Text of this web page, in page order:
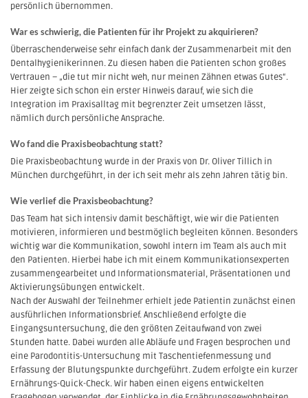
persönlich übernommen.
War es schwierig, die Patienten für ihr Projekt zu akquirieren?
Überraschenderweise sehr einfach dank der Zusammenarbeit mit den
Dentalhygienikerinnen. Zu diesen haben die Patienten schon großes
Vertrauen – „die tut mir nicht weh, nur meinen Zähnen etwas Gutes“.
Hier zeigte sich schon ein erster Hinweis darauf, wie sich die
Integration im Praxisalltag mit begrenzter Zeit umsetzen lässt,
nämlich durch persönliche Ansprache.
Wo fand die Praxisbeobachtung statt?
Die Praxisbeobachtung wurde in der Praxis von Dr. Oliver Tillich in
München durchgeführt, in der ich seit mehr als zehn Jahren tätig bin.
Wie verlief die Praxisbeobachtung?
Das Team hat sich intensiv damit beschäftigt, wie wir die Patienten
motivieren, informieren und bestmöglich begleiten können. Besonders
wichtig war die Kommunikation, sowohl intern im Team als auch mit
den Patienten. Hierbei habe ich mit einem Kommunikationsexperten
zusammengearbeitet und Informationsmaterial, Präsentationen und
Aktivierungsübungen entwickelt.
Nach der Auswahl der Teilnehmer erhielt jede Patientin zunächst einen
ausführlichen Informationsbrief. Anschließend erfolgte die
Eingangsuntersuchung, die den größten Zeitaufwand von zwei
Stunden hatte. Dabei wurden alle Abläufe und Fragen besprochen und
eine Parodontitis-Untersuchung mit Taschentiefenmessung und
Erfassung der Blutungspunkte durchgeführt. Zudem erfolgte ein kurzer
Ernährungs-Quick-Check. Wir haben einen eigens entwickelten